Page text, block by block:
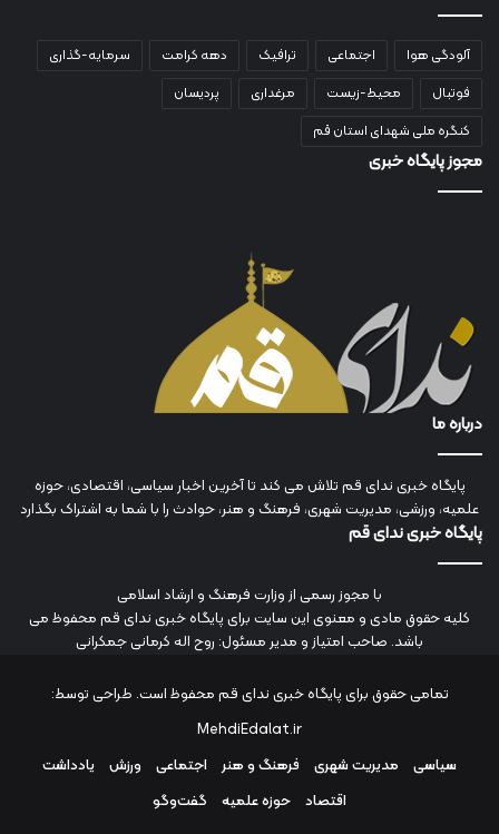
آلودگی هوا اجتماعی ترافیک دهه کرامت
سرمایه-گذاری
فوتبال
محیط-زیست مرغداری
پردیسان
کنگره ملی شهدای استان قم
مجوز پایگاه خبری
درباره ما
پایگاه خبری ندای قم تلاش می کند تا آخرین اخبار سیاسی، اقتصادی، حوزه
علمیه، ورزشی، مدیریت شهری، فرهنگ و هنر، حوادث را با شما به اشتراک بگذارد
پایگاه خبری ندای قم
با مجوز رسمی از وزارت فرهنگ و ارشاد اسلامی
کلیه حقوق مادی و معنوی این سایت برای پایگاه خبری ندای قم محفوظ می
باشد. صاحب امتیاز و مدیر مسئول: روح اله کرمانی جمکرانی
تمامی حقوق برای پایگاه خبری ندای قم محفوظ است. طراحی توسط:
MehdiEdalat.ir
سیاسی
مدیریت شهری فرهنگ و هنر اجتماعی ورزش
یادداشت
اقتصاد
حوزه علمیه گفت‌وگو